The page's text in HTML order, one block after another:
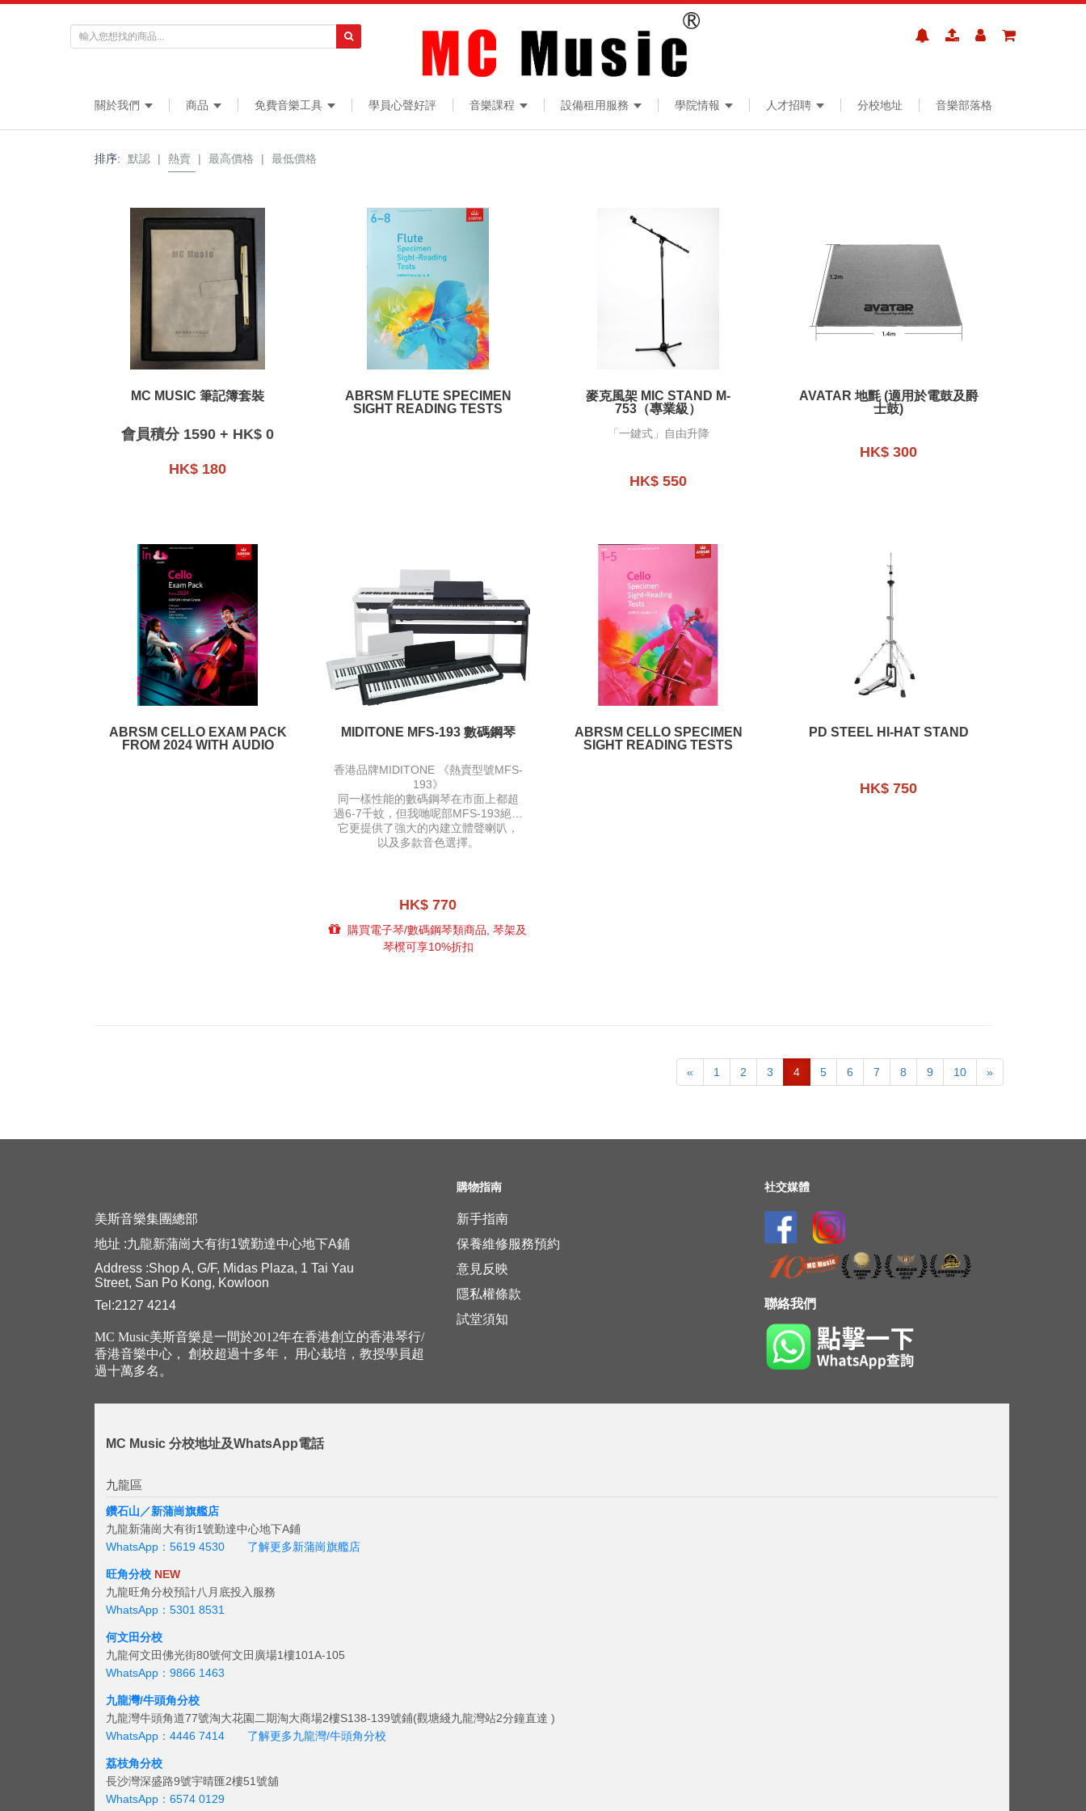
關於我們 商品 免費音樂工具 學員心聲好評 音樂課程 設備租用服務 學院情報 人才招聘 分校地址 音樂部落格
排序: 默認 | 熱賣 | 最高價格 | 最低價格
MC MUSIC 筆記簿套裝
會員積分 1590 + HK$ 0
HK$ 180
ABRSM FLUTE SPECIMEN
SIGHT READING TESTS
麥克風架 MIC STAND M-
753（專業級）
「一鍵式」自由升降
HK$ 550
AVATAR 地氈 (適用於電鼓及爵
士鼓)
HK$ 300
ABRSM CELLO EXAM PACK
FROM 2024 WITH AUDIO
MIDITONE MFS-193 數碼鋼琴
香港品牌MIDITONE 《熱賣型號MFS-
193》
同一樣性能的數碼鋼琴在市面上都超
過6-7千蚊，但我哋呢部MFS-193絕對
超出你所想咁優惠
它更提供了強大的內建立體聲喇叭，
以及多款音色選擇。
HK$ 770
購買電子琴/數碼鋼琴類商品, 琴架及
琴櫈可享10%折扣
ABRSM CELLO SPECIMEN
SIGHT READING TESTS
PD STEEL HI-HAT STAND
HK$ 750
« 1 2 3 4 5 6 7 8 9 10 »
購物指南 社交媒體
美斯音樂集團總部
地址 :九龍新蒲崗大有街1號勤達中心地下A鋪
Address :Shop A, G/F, Midas Plaza, 1 Tai Yau
Street, San Po Kong, Kowloon
Tel:2127 4214
新手指南
保養維修服務預約
意見反映
隱私權條款
試堂須知
聯絡我們
MC Music美斯音樂是一間於2012年在香港創立的香港琴行/
香港音樂中心， 創校超過十多年， 用心栽培，教授學員超
過十萬多名。
MC Music 分校地址及WhatsApp電話
九龍區
鑽石山／新蒲崗旗艦店
九龍新蒲崗大有街1號勤達中心地下A鋪
WhatsApp：5619 4530
了解更多新蒲崗旗艦店
旺角分校 NEW
九龍旺角分校預計八月底投入服務
WhatsApp：5301 8531
何文田分校
九龍何文田佛光街80號何文田廣場1樓101A-105
WhatsApp：9866 1463
九龍灣/牛頭角分校
九龍灣牛頭角道77號淘大花園二期淘大商場2樓S138-139號鋪(觀塘綫九龍灣站2分鐘直達 )
WhatsApp：4446 7414
了解更多九龍灣/牛頭角分校
荔枝角分校
長沙灣深盛路9號宇晴匯2樓51號舖
WhatsApp：6574 0129